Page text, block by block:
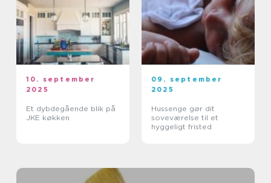
10. september
2025
Et dybdegående blik på
JKE køkken
09. september
2025
Hussenge gør dit
soveværelse til et
hyggeligt fristed